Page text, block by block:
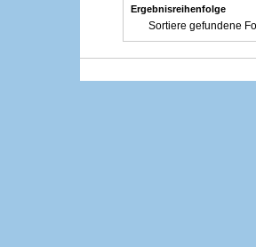
Ergebnisreihenfolge
Sortiere gefundene